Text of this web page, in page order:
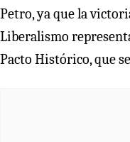
Petro, ya que la
Liberalismo
Pacto Histórico, que